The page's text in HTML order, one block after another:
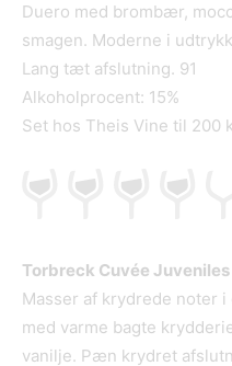
Duero med brombær,
smagen. Moderne i
Lang tæt afslutning. 91
Alkoholprocent: 15%
Set hos Theis Vine til 200
Torbreck Cuvée
Masser af krydrede noter
med varme bagte
vanilje. Pæn krydret